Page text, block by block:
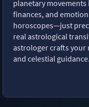
planetary
finances, and
horoscopes—just
real astrological
astrologer crafts your
and celestial guidance.